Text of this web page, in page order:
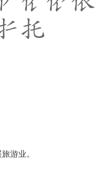
游业。